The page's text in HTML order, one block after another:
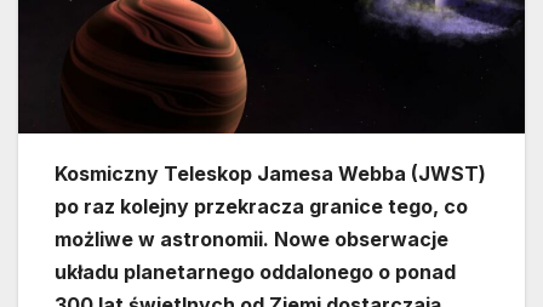
Kosmiczny Teleskop Jamesa Webba (JWST)
po raz kolejny przekracza granice tego, co
możliwe w astronomii. Nowe obserwacje
układu planetarnego oddalonego o ponad